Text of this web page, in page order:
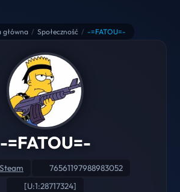
główna / Społeczność / -=FATOU=-
-=FATOU=-
76561197988983052
[U:1:28717324]